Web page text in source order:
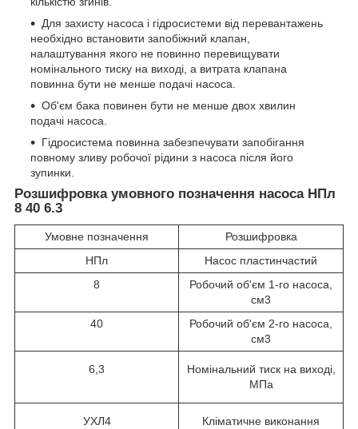
Для захисту насоса і гідросистеми від перевантажень
необхідно встановити запобіжний клапан,
налаштування якого не повинно перевищувати
номінального тиску на виході, а витрата клапана
повинна бути не менше подачі насоса.
Об'єм бака повинен бути не менше двох хвилин
подачі насоса.
Гідросистема повинна забезпечувати запобігання
повному зливу робочої рідини з насоса після його
зупинки.
Розшифровка умовного позначення насоса НПл
8 40 6.3
Умовне позначення
Розшифровка
НПл
Насос пластинчастий
8
Робочий об'єм 1-го насоса,
см3
40
Робочий об'єм 2-го насоса,
см3
6,3
Номінальний тиск на виході,
МПа
УХЛ4
Кліматичне виконання